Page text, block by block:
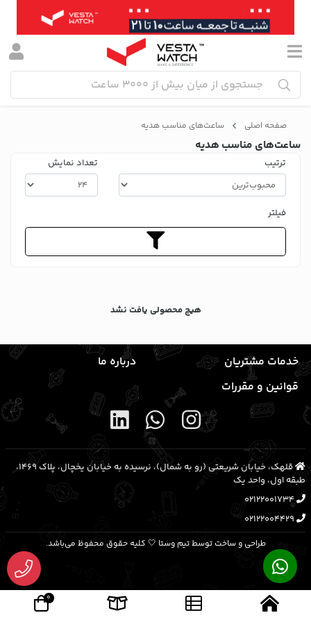
صفحه اصلی ساعت‌های مناسب هدیه
ساعت‌های مناسب هدیه
ترتیب تعداد نمایش
فیلتر
هیچ محصولی یافت نشد
خدمات مشتریان
درباره ما
قوانین و مقررات
قلهک، خیابان شریعتی (رو به شمال)، نرسیده به خیابان یخچال، پلاک ۱۴۶۹،
طبقه اول، واحد یک
02122001734
02122004429
طراحی و ساخت توسط تیم وستا 🤍 کلیه حقوق محفوظ می‌باشد.
0